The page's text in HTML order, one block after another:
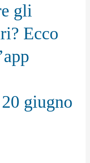
gli
Ecco
giugno